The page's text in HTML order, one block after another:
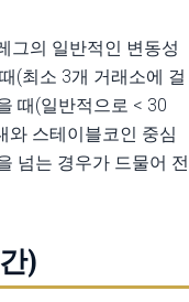
그의 일반적인 변동성
(최소 3개 거래소에 걸
때(일반적으로 < 30
와 스테이블코인 중심
넘는 경우가 드물어 전
)